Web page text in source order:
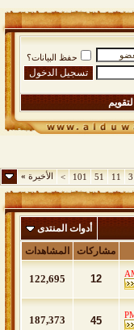
حفظ البيانات؟
التقويم
3
11
51
101
> الأخيرة»
أدوات المنتدى
مشاركات المشاهدات
12
122,695
45
187,373